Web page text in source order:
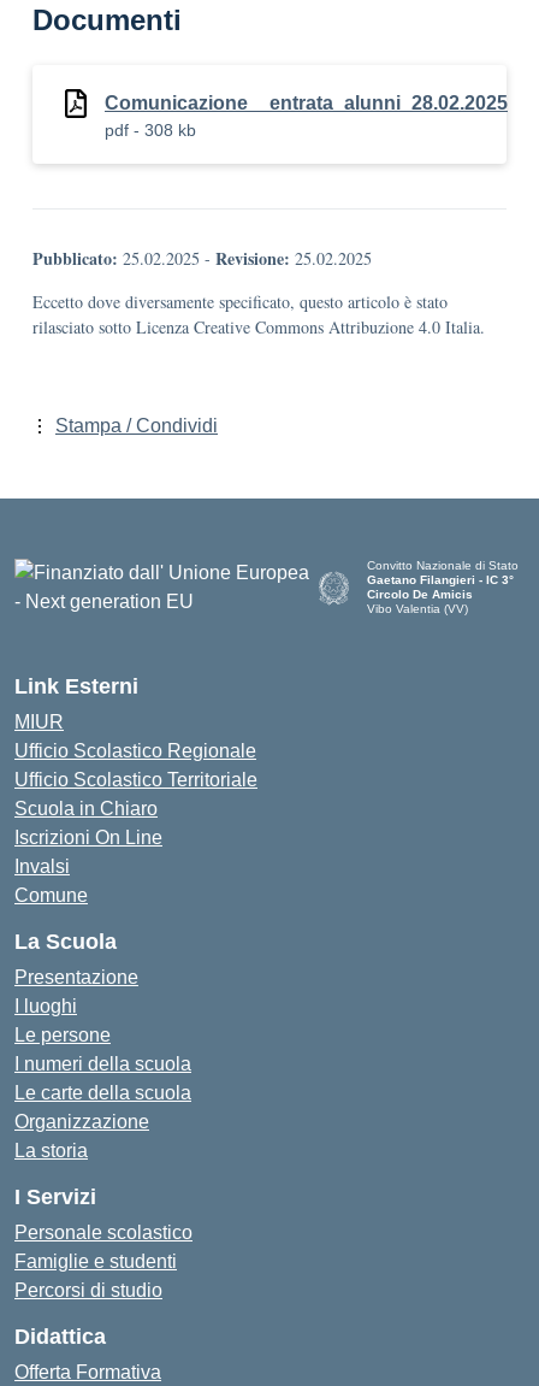
Documenti
Comunicazione__entrata_alunni_28.02.2025
pdf - 308 kb
Pubblicato: 25.02.2025 - Revisione: 25.02.2025
Eccetto dove diversamente specificato, questo articolo è stato
rilasciato sotto Licenza Creative Commons Attribuzione 4.0 Italia.
Stampa / Condividi
Convitto Nazionale di Stato
Gaetano Filangieri - IC 3°
Circolo De Amicis
Vibo Valentia (VV)
Link Esterni
MIUR
Ufficio Scolastico Regionale
Ufficio Scolastico Territoriale
Scuola in Chiaro
Iscrizioni On Line
Invalsi
Comune
La Scuola
Presentazione
I luoghi
Le persone
I numeri della scuola
Le carte della scuola
Organizzazione
La storia
I Servizi
Personale scolastico
Famiglie e studenti
Percorsi di studio
Didattica
Offerta Formativa